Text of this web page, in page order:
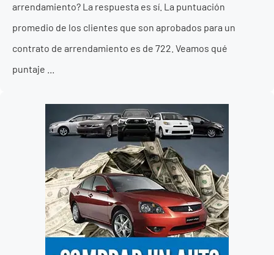
arrendamiento? La respuesta es sí. La puntuación
promedio de los clientes que son aprobados para un
contrato de arrendamiento es de 722. Veamos qué
puntaje ...